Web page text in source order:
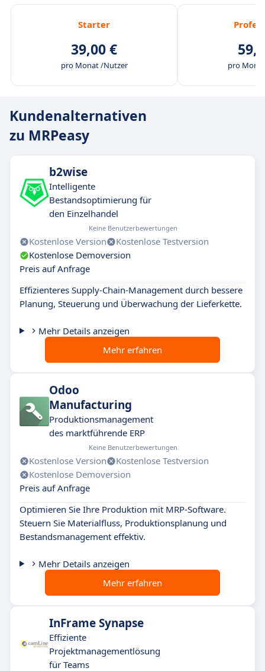
Starter
39,00 €
pro Monat /Nutzer pro
Kundenalternativen
zu MRPeasy
b2wise
Intelligente
Bestandsoptimierung für
den Einzelhandel
Keine Benutzerbewertungen
Kostenlose Version
Kostenlose Testversion
Kostenlose Demoversion
Preis auf Anfrage
Effizienteres Supply-Chain-Management durch bessere
Planung, Steuerung und Überwachung der Lieferkette.
Mehr Details anzeigen
Mehr erfahren
Odoo
Manufacturing
Produktionsmanagement
des marktführende ERP
Keine Benutzerbewertungen
Kostenlose Version
Kostenlose Testversion
Kostenlose Demoversion
Preis auf Anfrage
Optimieren Sie Ihre Produktion mit MRP-Software.
Steuern Sie Materialfluss, Produktionsplanung und
Bestandsmanagement effektiv.
Mehr Details anzeigen
Mehr erfahren
InFrame Synapse
Effiziente
Projektmanagementlösung
für Teams